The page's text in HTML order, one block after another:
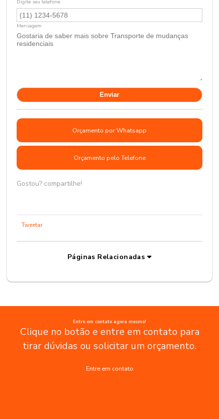
Digite seu telefone
Mensagem
Orçamento por Whatsapp
Orçamento pelo Telefone
Gostou? compartilhe!
Tweetar
Páginas Relacionadas
Entre em contato agora mesmo!
Clique no botão e entre em contato para
tirar dúvidas ou solicitar um orçamento.
Entre em contato